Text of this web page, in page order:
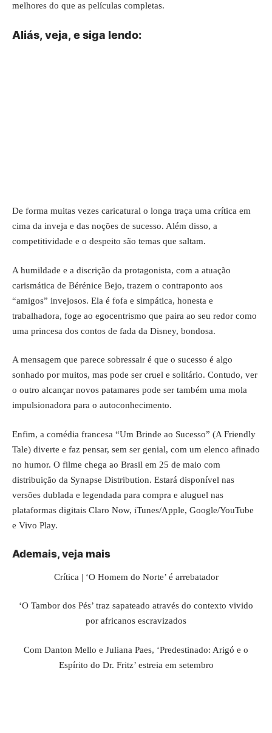
melhores do que as películas completas.
Aliás, veja, e siga lendo:
De forma muitas vezes caricatural o longa traça uma crítica em
cima da inveja e das noções de sucesso. Além disso, a
competitividade e o despeito são temas que saltam.
A humildade e a discrição da protagonista, com a atuação
carismática de Bérénice Bejo, trazem o contraponto aos
“amigos” invejosos. Ela é fofa e simpática, honesta e
trabalhadora, foge ao egocentrismo que paira ao seu redor como
uma princesa dos contos de fada da Disney, bondosa.
A mensagem que parece sobressair é que o sucesso é algo
sonhado por muitos, mas pode ser cruel e solitário. Contudo, ver
o outro alcançar novos patamares pode ser também uma mola
impulsionadora para o autoconhecimento.
Enfim, a comédia francesa “Um Brinde ao Sucesso” (A Friendly
Tale) diverte e faz pensar, sem ser genial, com um elenco afinado
no humor. O filme chega ao Brasil em 25 de maio com
distribuição da Synapse Distribution. Estará disponível nas
versões dublada e legendada para compra e aluguel nas
plataformas digitais Claro Now, iTunes/Apple, Google/YouTube
e Vivo Play.
Ademais, veja mais
Crítica | ‘O Homem do Norte’ é arrebatador
‘O Tambor dos Pés’ traz sapateado através do contexto vivido
por africanos escravizados
Com Danton Mello e Juliana Paes, ‘Predestinado: Arigó e o
Espírito do Dr. Fritz’ estreia em setembro